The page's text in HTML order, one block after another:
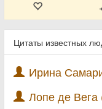
Цитаты известных
Ирина
Лопе де Вега